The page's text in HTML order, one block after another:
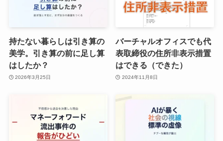
持たない暮らしは引き算の
美学。引き算の前に足し算
はしたか？
2026年3月25日
バーチャルオフィスでも代
表取締役の住所非表示措置
はできる（できた）
2024年11月8日